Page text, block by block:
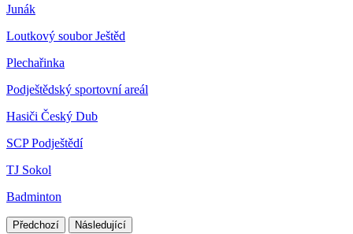
Junák
Loutkový soubor Ještěd
Plechařinka
Podještědský sportovní areál
Hasiči Český Dub
SCP Podještědí
TJ Sokol
Badminton
Předchozí Následující